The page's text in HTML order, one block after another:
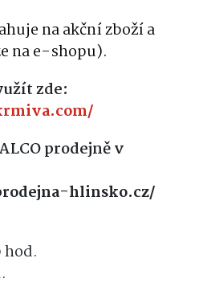
na akční zboží a
na e-shopu).
zde:
prodejně v
hlinsko.cz/
hod.